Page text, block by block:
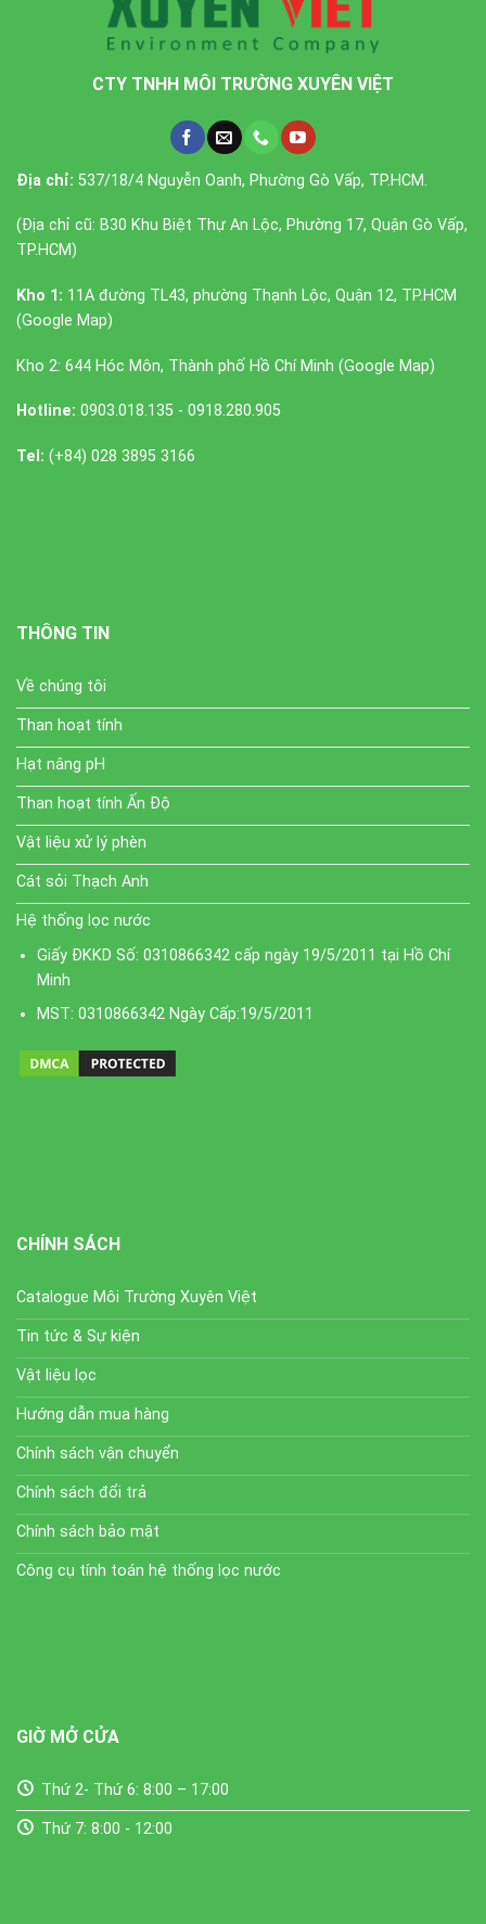
CTY TNHH MÔI TRƯỜNG XUYÊN VIỆT
Địa chỉ: 537/18/4 Nguyễn Oanh, Phường Gò Vấp, TP.HCM.
(Địa chỉ cũ: B30 Khu Biệt Thự An Lộc, Phường 17, Quận Gò Vấp,
TP.HCM)
Kho 1: 11A đường TL43, phường Thạnh Lộc, Quận 12, TP.HCM
(Google Map)
Kho 2: 644 Hóc Môn, Thành phố Hồ Chí Minh (Google Map)
Hotline: 0903.018.135 - 0918.280.905
Tel: (+84) 028 3895 3166
THÔNG TIN
Về chúng tôi
Than hoạt tính
Hạt nâng pH
Than hoạt tính Ấn Độ
Vật liệu xử lý phèn
Cát sỏi Thạch Anh
Hệ thống lọc nước
Giấy ĐKKD Số: 0310866342 cấp ngày 19/5/2011 tại Hồ Chí
Minh
MST: 0310866342 Ngày Cấp:19/5/2011
CHÍNH SÁCH
Catalogue Môi Trường Xuyên Việt
Tin tức & Sự kiện
Vật liệu lọc
Hướng dẫn mua hàng
Chính sách vận chuyển
Chính sách đổi trả
Chính sách bảo mật
Công cụ tính toán hệ thống lọc nước
GIỜ MỞ CỬA
Thứ 2- Thứ 6: 8:00 – 17:00
Thứ 7: 8:00 - 12:00